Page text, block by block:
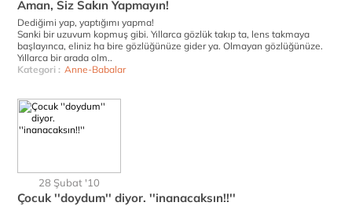
Aman, Siz Sakın Yapmayın!
Dediğimi yap, yaptığımı yapma!
Sanki bir uzuvum kopmuş gibi. Yıllarca gözlük takıp ta, lens takmaya
başlayınca, eliniz ha bire gözlüğünüze gider ya. Olmayan gözlüğünüze.
Yıllarca bir arada olm..
Kategori : Anne-Babalar
28 Şubat '10
Çocuk ''doydum'' diyor. ''inanacaksın!!''